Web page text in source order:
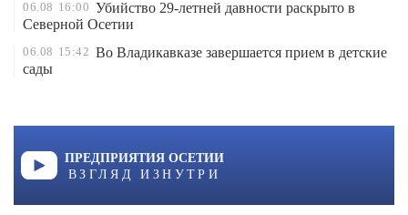
06.08 16:00 Убийство 29-летней давности раскрыто в
Северной Осетии
06.08 15:42 Во Владикавказе завершается прием в детские
сады
ПРЕДПРИЯТИЯ ОСЕТИИ
ВЗГЛЯД ИЗНУТРИ